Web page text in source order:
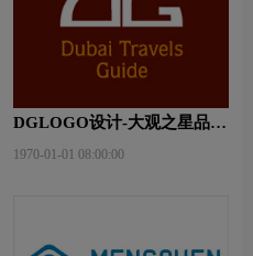
DGLOGO设计-大观之星品牌
1970-01-01 08:00:00